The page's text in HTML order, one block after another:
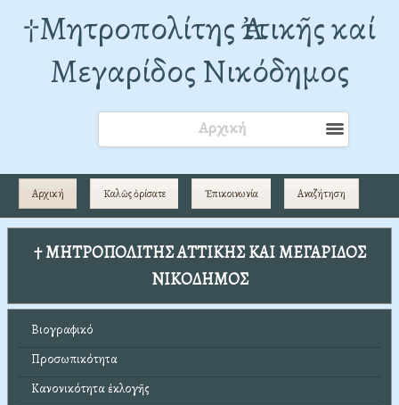
†Mητροπολίτης Ἀττικῆς καί
Μεγαρίδος Νικόδημος
Αρχική
Αρχική Καλῶς ὁρίσατε Ἐπικοινωνία Αναζήτηση
† ΜΗΤΡΟΠΟΛΙΤΗΣ ΑΤΤΙΚΗΣ ΚΑΙ ΜΕΓΑΡΙΔΟΣ
ΝΙΚΟΔΗΜΟΣ
Βιογραφικό
Προσωπικότητα
Κανονικότητα ἐκλογῆς